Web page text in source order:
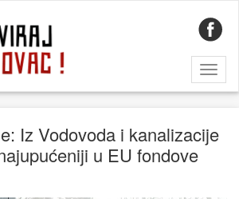
Iz Vodovoda i kanalizacije
u EU fondove